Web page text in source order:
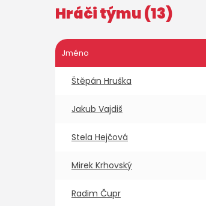
Hráči týmu (13)
Jméno
Štěpán Hruška
Jakub Vajdiš
Stela Hejčová
Mirek Krhovský
Radim Čupr